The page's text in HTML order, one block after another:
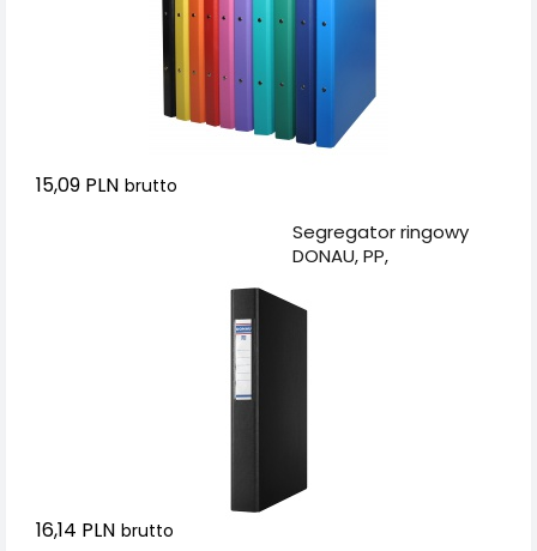
15,09 PLN brutto
Segregator ringowy
DONAU, PP,
16,14 PLN brutto